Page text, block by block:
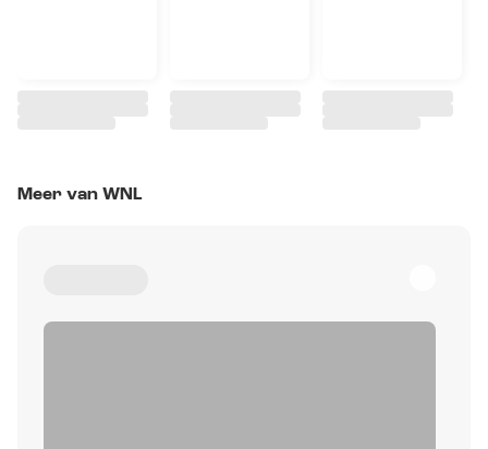
Meer van WNL